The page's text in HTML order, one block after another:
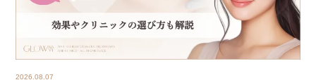
2026.08.07